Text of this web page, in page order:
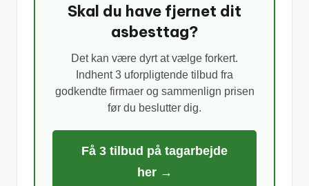
Skal du have fjernet dit
asbesttag?
Det kan være dyrt at vælge forkert.
Indhent 3 uforpligtende tilbud fra
godkendte firmaer og sammenlign prisen
før du beslutter dig.
Få 3 tilbud på tagarbejde
her →